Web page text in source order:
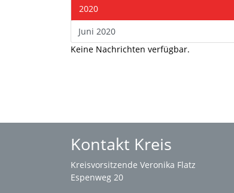
2020
Juni 2020
Keine Nachrichten verfügbar.
Kontakt Kreis
Kreisvorsitzende Veronika Flatz
Espenweg 20